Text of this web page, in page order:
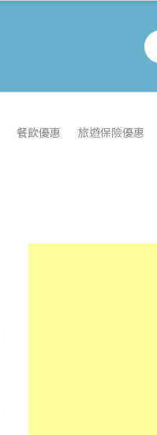
餐飲優惠 旅遊保險優惠